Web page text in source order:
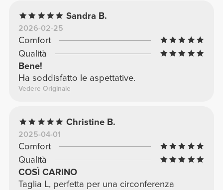
Sandra B.
2026-02-25
Comfort
Qualità
Bene!
Ha soddisfatto le aspettative.
Vedere Originale
Christine B.
2025-04-01
Comfort
Qualità
COSÌ CARINO
Taglia L, perfetta per una circonferenza